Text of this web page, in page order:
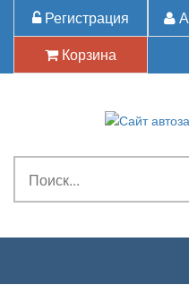
Регистрация
Корзина